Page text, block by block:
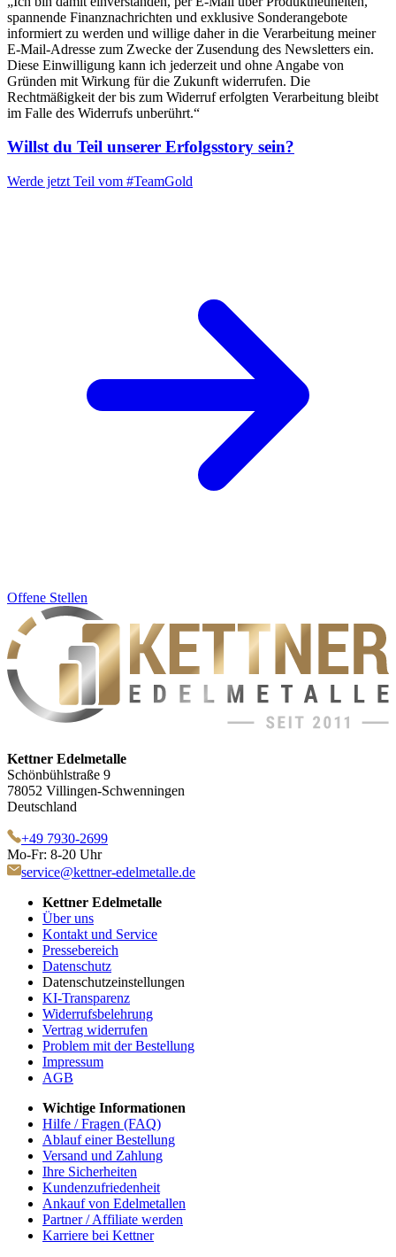
spannende Finanznachrichten und exklusive Sonderangebote
informiert zu werden und willige daher in die Verarbeitung meiner
E-Mail-Adresse zum Zwecke der Zusendung des Newsletters ein.
Diese Einwilligung kann ich jederzeit und ohne Angabe von
Gründen mit Wirkung für die Zukunft widerrufen. Die
Rechtmäßigkeit der bis zum Widerruf erfolgten Verarbeitung bleibt
im Falle des Widerrufs unberührt.“
Willst du Teil unserer Erfolgsstory sein?
Werde jetzt Teil vom #TeamGold
Offene Stellen
Kettner Edelmetalle
Schönbühlstraße 9
78052 Villingen-Schwenningen
Deutschland
+49 7930-2699
Mo-Fr: 8-20 Uhr
service@kettner-edelmetalle.de
Kettner Edelmetalle
Über uns
Kontakt und Service
Pressebereich
Datenschutz
Datenschutzeinstellungen
KI-Transparenz
Widerrufsbelehrung
Vertrag widerrufen
Problem mit der Bestellung
Impressum
AGB
Wichtige Informationen
Hilfe / Fragen (FAQ)
Ablauf einer Bestellung
Versand und Zahlung
Ihre Sicherheiten
Kundenzufriedenheit
Ankauf von Edelmetallen
Partner / Affiliate werden
Karriere bei Kettner